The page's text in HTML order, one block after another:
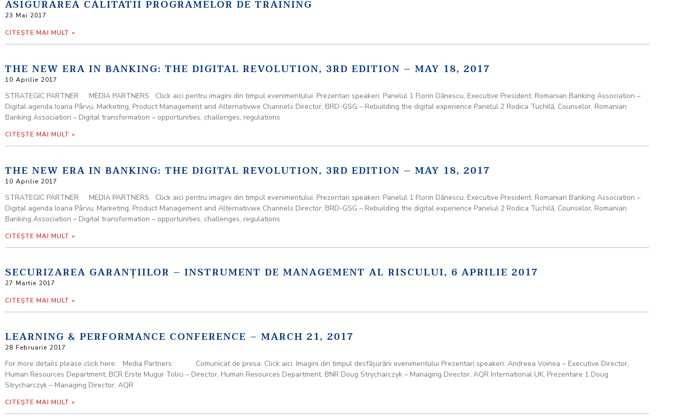
ASIGURAREA CALITATII PROGRAMELOR DE TRAINING
23 Mai 2017
CITEȘTE MAI MULT »
THE NEW ERA IN BANKING: THE DIGITAL REVOLUTION, 3RD EDITION – MAY 18, 2017
10 Aprilie 2017
STRATEGIC PARTNER MEDIA PARTNERS Click aici pentru imagini din timpul evenimentului. Prezentari speakeri: Panelul 1 Florin Dănescu, Executive President, Romanian Banking Association –
Digital agenda Ioana Pârvu, Marketing, Product Management and Alternativwe Channels Director, BRD-GSG – Rebuilding the digital experience Panelul 2 Rodica Tuchilă, Counselor, Romanian
Banking Association – Digital transformation – opportunities, challenges, regulations
CITEȘTE MAI MULT »
THE NEW ERA IN BANKING: THE DIGITAL REVOLUTION, 3RD EDITION – MAY 18, 2017
10 Aprilie 2017
STRATEGIC PARTNER MEDIA PARTNERS Click aici pentru imagini din timpul evenimentului. Prezentari speakeri: Panelul 1 Florin Dănescu, Executive President, Romanian Banking Association –
Digital agenda Ioana Pârvu, Marketing, Product Management and Alternativwe Channels Director, BRD-GSG – Rebuilding the digital experience Panelul 2 Rodica Tuchilă, Counselor, Romanian
Banking Association – Digital transformation – opportunities, challenges, regulations
CITEȘTE MAI MULT »
SECURIZAREA GARANŢIILOR – INSTRUMENT DE MANAGEMENT AL RISCULUI, 6 APRILIE 2017
27 Martie 2017
CITEȘTE MAI MULT »
LEARNING & PERFORMANCE CONFERENCE – MARCH 21, 2017
28 Februarie 2017
For more details please click here. Media Partners: Comunicat de presa. Click aici. Imagini din timpul desfăşurării evenimentului Prezentari speakeri: Andreea Voinea – Executive Director,
Human Resources Department, BCR Erste Mugur Tolici – Director, Human Resources Department, BNR Doug Strycharczyk – Managing Director, AQR International UK, Prezentare 1 Doug
Strycharczyk – Managing Director, AQR
CITEȘTE MAI MULT »